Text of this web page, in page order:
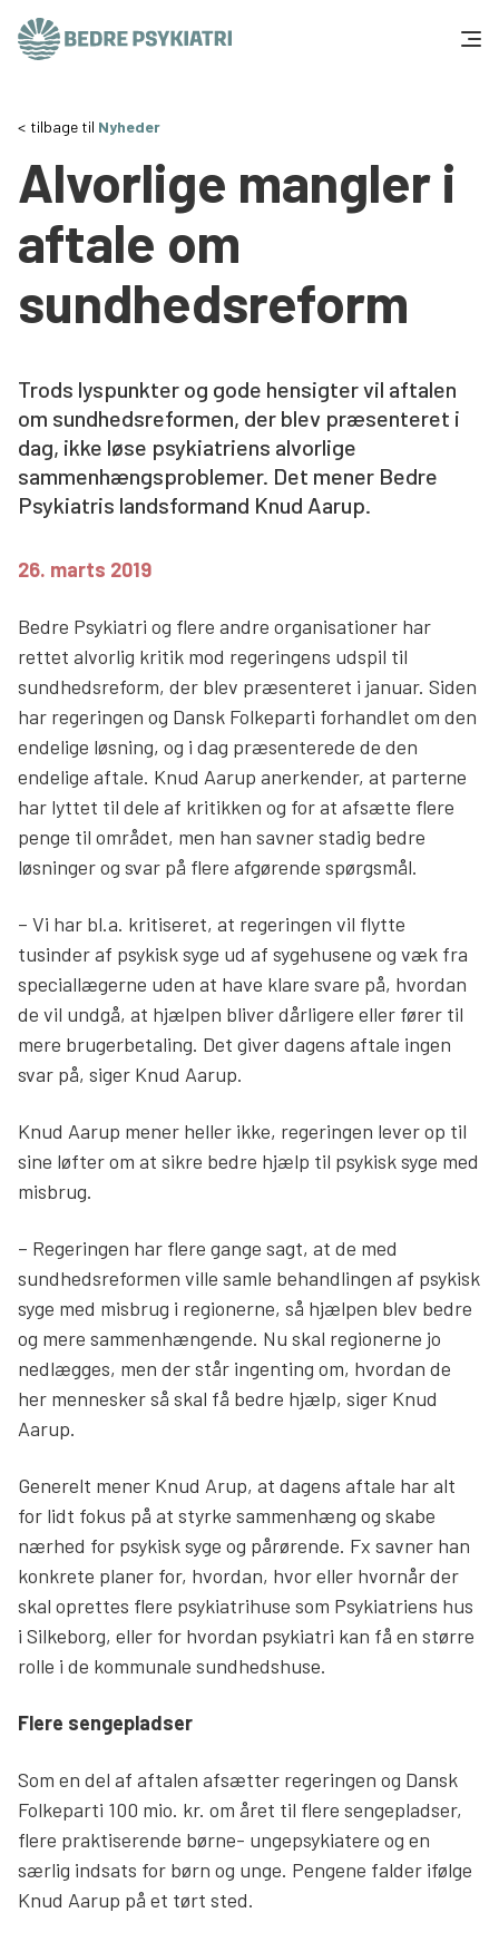
Tal og fakta
Om os
Vær med
Støt os
tilbage til Nyheder
Alvorlige mangler i
aftale om
sundhedsreform
Trods lyspunkter og gode hensigter vil aftalen
om sundhedsreformen, der blev præsenteret i
dag, ikke løse psykiatriens alvorlige
sammenhængsproblemer. Det mener Bedre
Psykiatris landsformand Knud Aarup.
26. marts 2019
Bedre Psykiatri og flere andre organisationer har
rettet alvorlig kritik mod regeringens udspil til
sundhedsreform, der blev præsenteret i januar. Siden
har regeringen og Dansk Folkeparti forhandlet om den
endelige løsning, og i dag præsenterede de den
endelige aftale. Knud Aarup anerkender, at parterne
har lyttet til dele af kritikken og for at afsætte flere
penge til området, men han savner stadig bedre
løsninger og svar på flere afgørende spørgsmål.
– Vi har bl.a. kritiseret, at regeringen vil flytte
tusinder af psykisk syge ud af sygehusene og væk fra
speciallægerne uden at have klare svare på, hvordan
de vil undgå, at hjælpen bliver dårligere eller fører til
mere brugerbetaling. Det giver dagens aftale ingen
svar på, siger Knud Aarup.
Knud Aarup mener heller ikke, regeringen lever op til
sine løfter om at sikre bedre hjælp til psykisk syge med
misbrug.
– Regeringen har flere gange sagt, at de med
sundhedsreformen ville samle behandlingen af psykisk
syge med misbrug i regionerne, så hjælpen blev bedre
og mere sammenhængende. Nu skal regionerne jo
nedlægges, men der står ingenting om, hvordan de
her mennesker så skal få bedre hjælp, siger Knud
Aarup.
Generelt mener Knud Arup, at dagens aftale har alt
for lidt fokus på at styrke sammenhæng og skabe
nærhed for psykisk syge og pårørende. Fx savner han
konkrete planer for, hvordan, hvor eller hvornår der
skal oprettes flere psykiatrihuse som Psykiatriens hus
i Silkeborg, eller for hvordan psykiatri kan få en større
rolle i de kommunale sundhedshuse.
Flere sengepladser
Som en del af aftalen afsætter regeringen og Dansk
Folkeparti 100 mio. kr. om året til flere sengepladser,
flere praktiserende børne- ungepsykiatere og en
særlig indsats for børn og unge. Pengene falder ifølge
Knud Aarup på et tørt sted.